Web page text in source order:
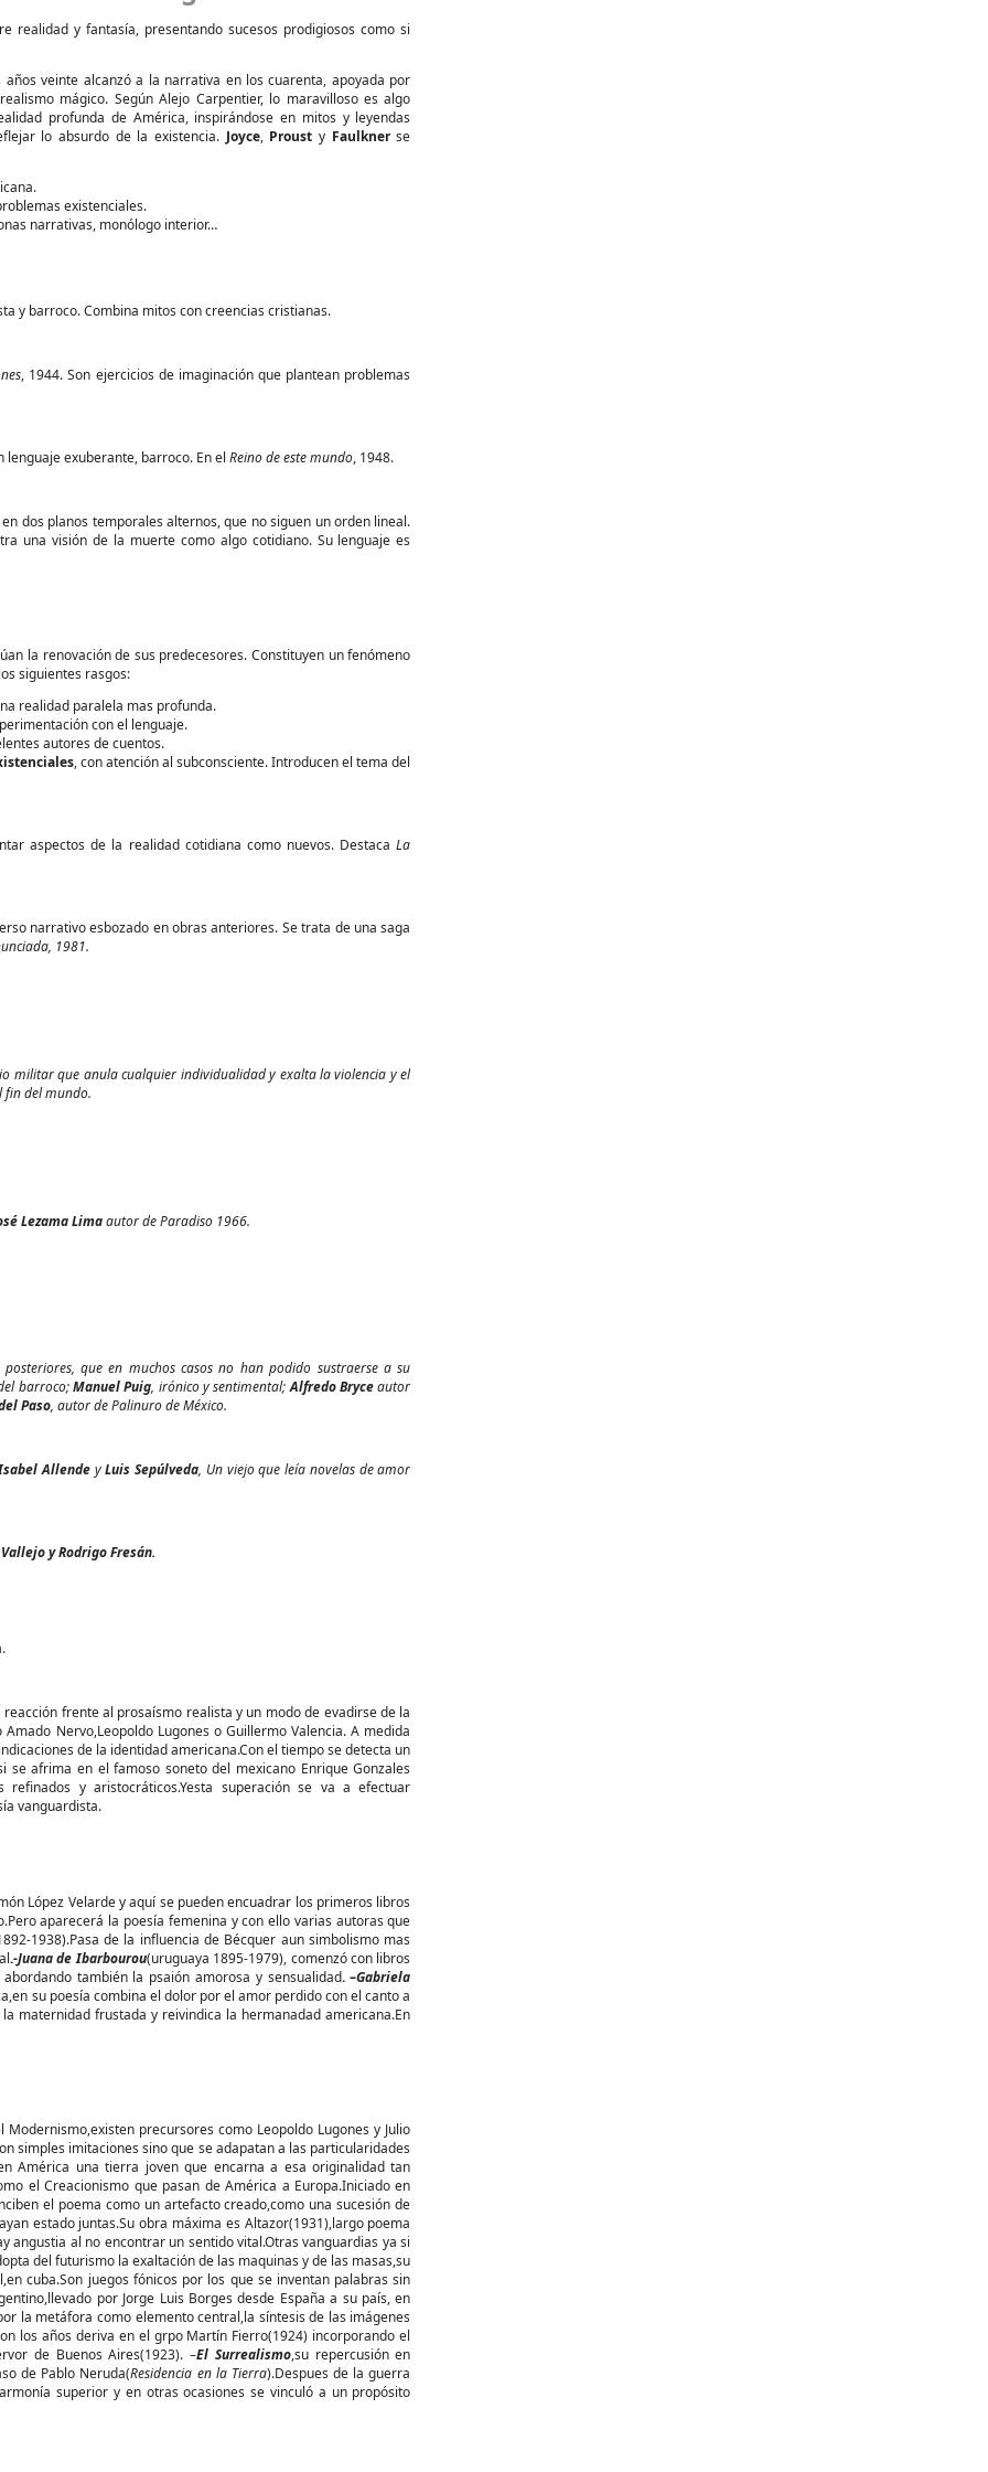
y fantasía, presentando sucesos prodigiosos como si
veinte alcanzó a la narrativa en los cuarenta, apoyada por
mágico. Según Alejo Carpentier, lo maravilloso es algo
profunda de América, inspirándose en mitos y leyendas
lo absurdo de la existencia. Joyce, Proust y Faulknerse
existenciales.
narrativas, monólogo interior…
y barroco. Combina mitos con creencias cristianas.
, 1944. Son ejercicios de imaginación que plantean problemas
exuberante, barroco. En el Reinodeestemundo, 1948.
dos planos temporales alternos, que no siguen un orden lineal.
una visión de la muerte como algo cotidiano. Su lenguaje es
la renovación de sus predecesores. Constituyen un fenómeno
siguientes rasgos:
realidad paralela mas profunda.
con el lenguaje.
autores de cuentos.
, con atención al subconsciente. Introducen el tema del
aspectos de la realidad cotidiana como nuevos. DestacaLa
narrativo esbozado en obras anteriores. Se trata de una saga
1981.
militar que anula cualquier individualidad y exalta la violencia y el
fin del mundo.
Lezama Limaautor deParadiso 1966.
que en muchos casos no han podido sustraerse a su
barroco;ManuelPuig, irónico y sentimental;AlfredoBryceautor
Paso, autor dePalinurodeMéxico.
AllendeyLuis Sepúlveda, Un viejo que leía novelas de amor
y Rodrigo Fresán.
frente al prosaísmo realista y un modo de evadirse de la
Nervo,Leopoldo Lugones o Guillermo Valencia. A medida
de la identidad americana.Con el tiempo se detecta un
afrima en el famoso soneto del mexicano Enrique Gonzales
y aristocráticos.Yesta superación se va a efectuar
vanguardista.
López Velarde y aquí se pueden encuadrar los primeros libros
aparecerá la poesía femenina y con ello varias autoras que
1938).Pasa de la influencia de Bécquer aun simbolismo mas
.-Juana de Ibarbourou(uruguaya 1895-1979), comenzó con libros
también la psaión amorosa y sensualidad. –Gabriela
su poesía combina el dolor por el amor perdido con el canto a
maternidad frustada y reivindica la hermanadad americana.En
precursores como Leopoldo Lugones y Julio
simples imitaciones sino que se adapatan a las particularidades
América una tierra joven que encarna a esa originalidad tan
el Creacionismo que pasan de América a Europa.Iniciado en
el poema como un artefacto creado,como una sucesión de
estado juntas.Su obra máxima es Altazor(1931),largo poema
angustia al no encontrar un sentido vital.Otras vanguardias ya si
del futurismo la exaltación de las maquinas y de las masas,su
cuba.Son juegos fónicos por los que se inventan palabras sin
por Jorge Luis Borges desde España a su país, en
la metáfora como elemento central,la síntesis de las imágenes
los años deriva en el grpo Martín Fierro(1924) incorporando el
de Buenos Aires(1923). –El Surrealismo,su repercusión en
de Pablo Neruda(Residencia en la Tierra).Despues de la guerra
superior y en otras ocasiones se vinculó a un propósito